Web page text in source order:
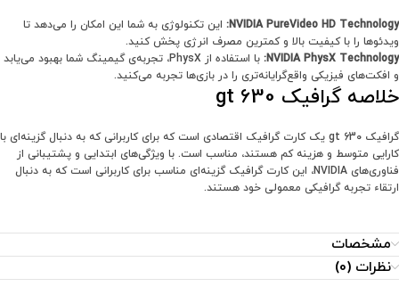
NVIDIA PureVideo HD Technology: این تکنولوژی به شما این امکان را می‌دهد تا
ویدئوها را با کیفیت بالا و کمترین مصرف انرژی پخش کنید.
NVIDIA PhysX Technology:
با استفاده از PhysX، تجربه‌ی گیمینگ شما بهبود می‌یابد
و افکت‌های فیزیکی واقع‌گرایانه‌تری را در بازی‌ها تجربه می‌کنید.
خلاصه گرافیک gt 630
گرافیک gt 630 یک کارت گرافیک اقتصادی است که برای کاربرانی که به دنبال گزینه‌ای با
کارایی متوسط و هزینه کم هستند، مناسب است. با ویژگی‌های ابتدایی و پشتیبانی از
فناوری‌های NVIDIA، این کارت گرافیک گزینه‌ای مناسب برای کاربرانی است که به دنبال
ارتقاء تجربه گرافیکی معمولی خود هستند.
مشخصات
نظرات (0)